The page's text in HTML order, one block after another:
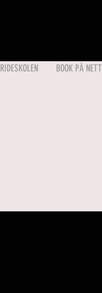
RIDESKOLEN BOOK PÅ NETT